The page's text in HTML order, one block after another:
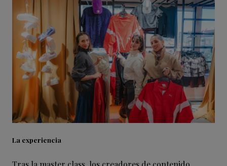
La experiencia